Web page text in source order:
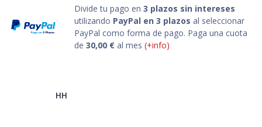
Divide tu pago en 3 plazos sin intereses
utilizando PayPal en 3 plazos al seleccionar
PayPal como forma de pago. Paga una cuota
de 30,00 € al mes (+info)